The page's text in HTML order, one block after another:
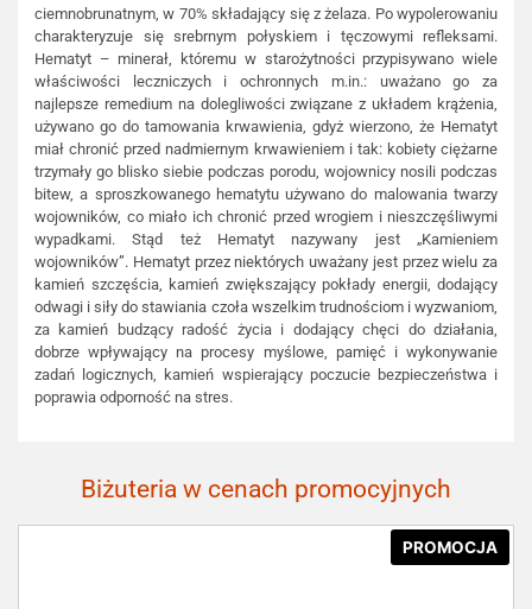
ciemnobrunatnym, w 70% składający się z żelaza. Po wypolerowaniu
charakteryzuje się srebrnym połyskiem i tęczowymi refleksami.
Hematyt – minerał, któremu w starożytności przypisywano wiele
właściwości leczniczych i ochronnych m.in.: uważano go za
najlepsze remedium na dolegliwości związane z układem krążenia,
używano go do tamowania krwawienia, gdyż wierzono, że Hematyt
miał chronić przed nadmiernym krwawieniem i tak: kobiety ciężarne
trzymały go blisko siebie podczas porodu, wojownicy nosili podczas
bitew, a sproszkowanego hematytu używano do malowania twarzy
wojowników, co miało ich chronić przed wrogiem i nieszczęśliwymi
wypadkami. Stąd też Hematyt nazywany jest „Kamieniem
wojowników”. Hematyt przez niektórych uważany jest przez wielu za
kamień szczęścia, kamień zwiększający pokłady energii, dodający
odwagi i siły do stawiania czoła wszelkim trudnościom i wyzwaniom,
za kamień budzący radość życia i dodający chęci do działania,
dobrze wpływający na procesy myślowe, pamięć i wykonywanie
zadań logicznych, kamień wspierający poczucie bezpieczeństwa i
poprawia odporność na stres.
Biżuteria w cenach promocyjnych
PROMOCJA